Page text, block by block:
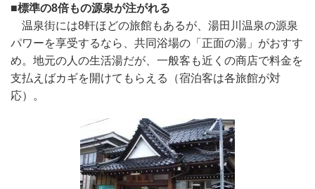
■標準の8倍もの源泉が注がれる
温泉街には8軒ほどの旅館もあるが、湯田川温泉の源泉
パワーを享受するなら、共同浴場の「正面の湯」がおすす
め。地元の人の生活湯だが、一般客も近くの商店で料金を
支払えばカギを開けてもらえる（宿泊客は各旅館が対
応）。